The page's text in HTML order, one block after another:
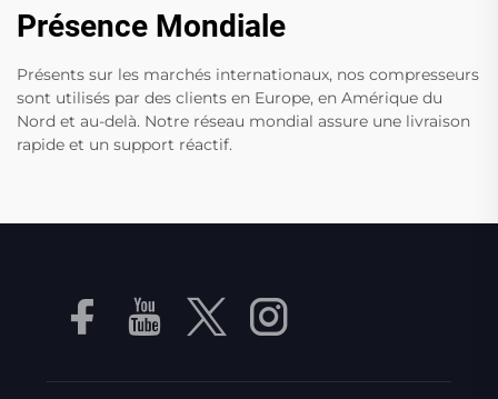
Présence Mondiale
Présents sur les marchés internationaux, nos compresseurs
sont utilisés par des clients en Europe, en Amérique du
Nord et au-delà. Notre réseau mondial assure une livraison
rapide et un support réactif.